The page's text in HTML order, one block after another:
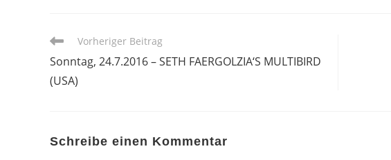
Weitere
ansehen
Vorheriger Beitrag
Sonntag, 24.7.2016 – SETH FAERGOLZIA‘S MULTIBIRD
(USA)
Schreibe einen Kommentar